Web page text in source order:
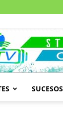
SUCESOS